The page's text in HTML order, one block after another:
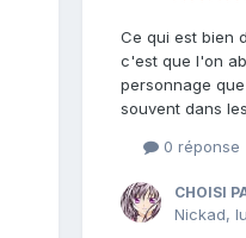
Ce qui est bien
c'est que l'on
personnage
souvent dans
0 réponse
CHOISI
Nickad,